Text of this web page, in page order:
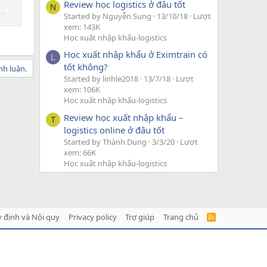
luận.
N Review học logistics ở đâu tốt
Started by Nguyễn Sung 13/10/18 Lượt
xem: 143K
Học xuất nhập khẩu-logistics
L
Học xuất nhập khẩu ở Eximtrain có
tốt không?
Started by linhle2018 13/7/18 Lượt
xem: 106K
Học xuất nhập khẩu-logistics
T
Review học xuất nhập khẩu –
logistics online ở đâu tốt
Started by Thành Dung 3/3/20 Lượt
xem: 66K
Học xuất nhập khẩu-logistics
định và Nội quy Privacy policy Trợ giúp Trang chủ
R